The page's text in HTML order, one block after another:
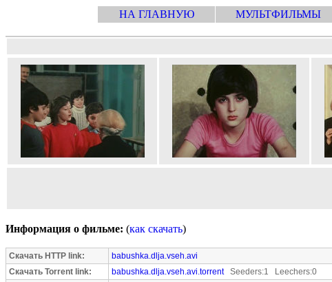
НА ГЛАВНУЮ МУЛЬТФИЛЬМЫ
Информация о фильме: (как скачать)
Скачать HTTP link:
babushka.dlja.vseh.avi
Скачать Torrent link:
babushka.dlja.vseh.avi.torrentSeeders:1 Leechers:0